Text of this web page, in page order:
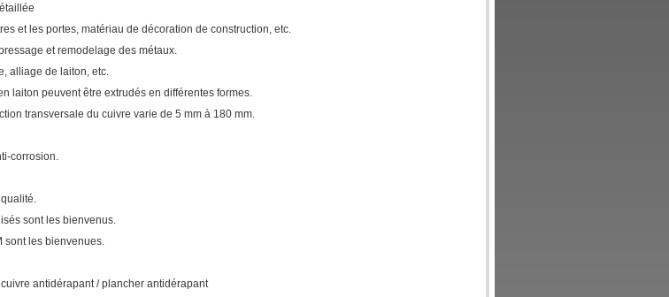
et les portes, matériau de décoration de construction, etc.
et remodelage des métaux.
alliage de laiton, etc.
laiton peuvent être extrudés en différentes formes.
transversale du cuivre varie de 5 mm à 180 mm.
corrosion.
sont les bienvenus.
sont les bienvenues.